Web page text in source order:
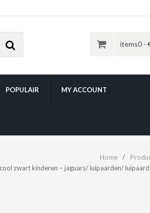
items0 -
POPULAIR MY ACCOUNT
Home
zwart kinderen – jaguars/ luipaarden/